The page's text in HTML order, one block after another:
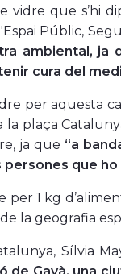
vidre que s’hi
Públic,
ambiental,
cura del
per aquesta
la plaça
ja que “a
que
per 1 kg
la geografia
Sílvia